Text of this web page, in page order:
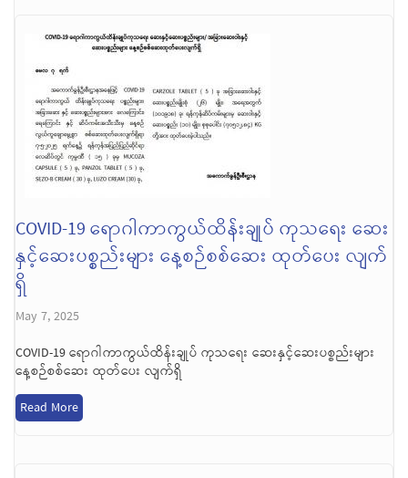
COVID-19 ရောဂါကာကွယ်ထိန်းချုပ် ကုသရေး ဆေး
နှင့်ဆေးပစ္စည်းများ နေ့စဉ်စစ်ဆေး ထုတ်ပေး လျက်
ရှိ
May 7, 2025
COVID-19 ရောဂါကာကွယ်ထိန်းချုပ် ကုသရေး ဆေးနှင့်ဆေးပစ္စည်းများ
နေ့စဉ်စစ်ဆေး ထုတ်ပေး လျက်ရှိ
Read More